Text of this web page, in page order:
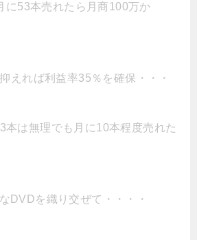
に53本売れたら月商100万か
えれば利益率35％を確保・・・
本は無理でも月に10本程度売れた
DVDを織り交ぜて・・・・